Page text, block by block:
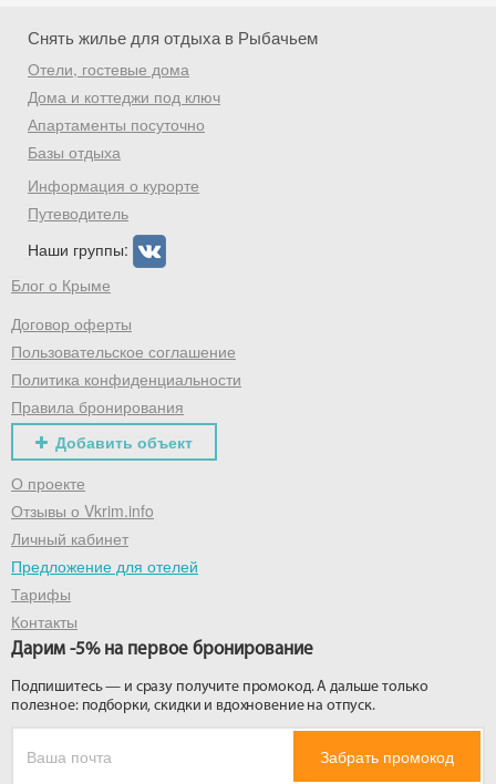
Снять жилье для отдыха в Рыбачьем
Отели, гостевые дома
Дома и коттеджи под ключ
Апартаменты посуточно
Базы отдыха
Информация о курорте
Путеводитель
Наши группы:
Блог о Крыме
Договор оферты
Пользовательское соглашение
Политика конфиденциальности
Правила бронирования
Добавить объект
О проекте
Отзывы о Vkrim.info
Личный кабинет
Предложение для отелей
Тарифы
Контакты
Дарим -5% на первое бронирование
Подпишитесь — и сразу получите промокод. А дальше только
полезное: подборки, скидки и вдохновение на отпуск.
Забрать промокод
Скидка −5%
Хочешь дешевле? Оставь почту и получи
промокод на первое бронирование!